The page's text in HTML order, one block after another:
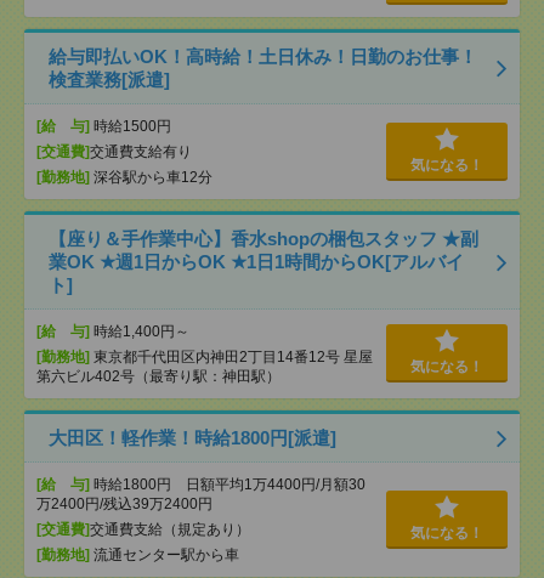
給与即払いOK！高時給！土日休み！日勤のお仕事！
検査業務[派遣]
[給 与] 時給1500円
[交通費]交通費支給有り
[勤務地] 深谷駅から車12分
気になる！
【座り＆手作業中心】香水shopの梱包スタッフ ★副
業OK ★週1日からOK ★1日1時間からOK[アルバイ
ト]
[給 与] 時給1,400円～
[勤務地] 東京都千代田区内神田2丁目14番12号 星屋
第六ビル402号（最寄り駅：神田駅）
気になる！
大田区！軽作業！時給1800円[派遣]
[給 与] 時給1800円 日額平均1万4400円/月額30
万2400円/残込39万2400円
[交通費]交通費支給（規定あり）
[勤務地] 流通センター駅から車
気になる！